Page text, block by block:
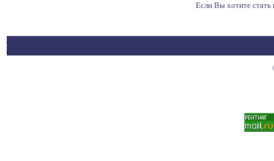
Если Вы хотите